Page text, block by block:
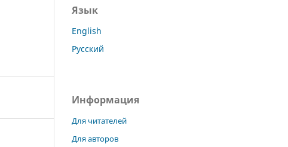
Язык
English
Русский
Информация
Для читателей
Для авторов